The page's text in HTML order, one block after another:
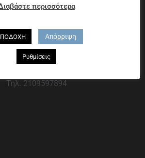
Τρόποι αποστολής
θα μας βρείτε
13-15, Αθήνα 176 72
Τηλ. 2109597894
περισσότερα
Απόρριψη
Ρυθμίσεις